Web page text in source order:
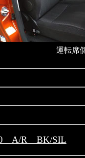
運転席
A/R BK/SIL